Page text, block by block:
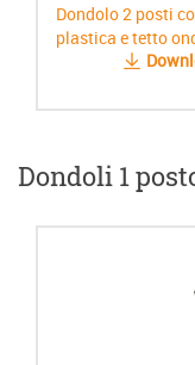
Dondolo 2 posti
plastica e tetto
Dondoli 1